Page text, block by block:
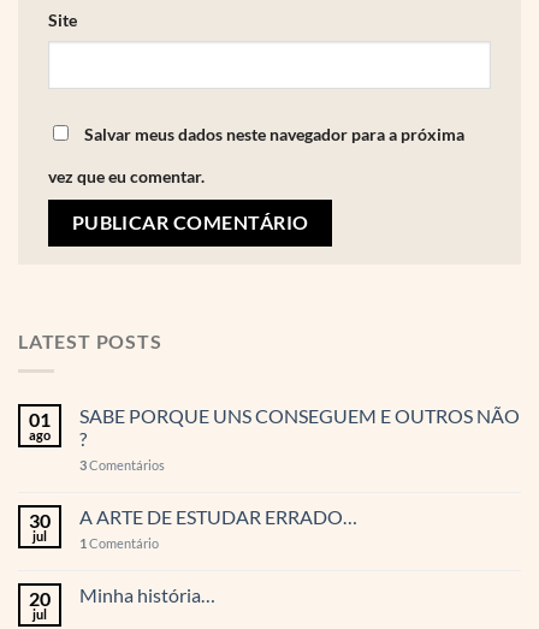
Site
Salvar meus dados neste navegador para a próxima
vez que eu comentar.
LATEST POSTS
01
ago
SABE PORQUE UNS CONSEGUEM E OUTROS NÃO
?
3Comentários
30
jul
A ARTE DE ESTUDAR ERRADO…
1 Comentário
20
jul
Minha história…